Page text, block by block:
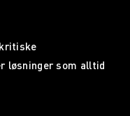
løsninger som alltid